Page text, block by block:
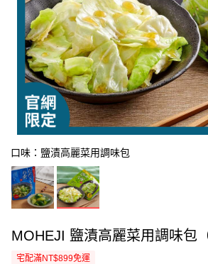
口味：鹽漬高麗菜用調味包
MOHEJI 鹽漬高麗菜用調味包
宅配滿NT$899免運